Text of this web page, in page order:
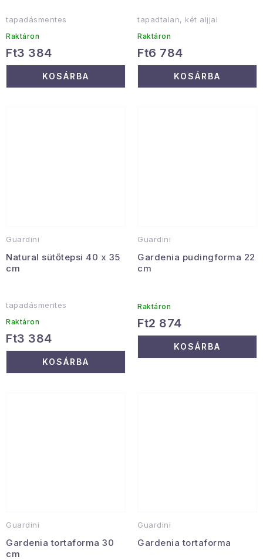
tapadásmentes
Raktáron
Ft3 384
KOSÁRBA
tapadtalan, két aljjal
Raktáron
Ft6 784
KOSÁRBA
Guardini
Natural sütőtepsi 40 x 35
cm
tapadásmentes
Raktáron
Ft3 384
KOSÁRBA
Guardini
Gardenia pudingforma 22
cm
Raktáron
Ft2 874
KOSÁRBA
Guardini
Gardenia tortaforma 30
cm
Guardini
Gardenia tortaforma